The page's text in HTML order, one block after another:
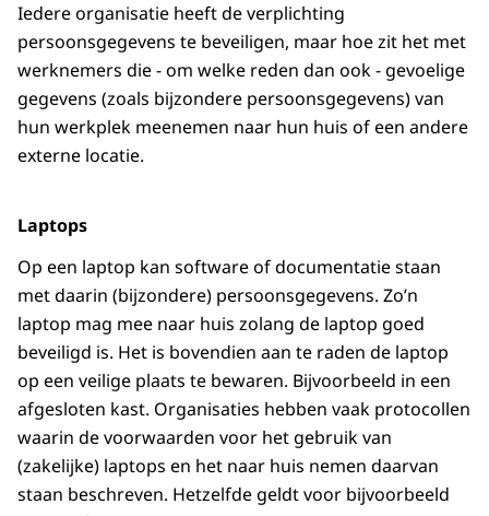
Iedere organisatie heeft de verplichting
persoonsgegevens te beveiligen, maar hoe zit het met
werknemers die - om welke reden dan ook - gevoelige
gegevens (zoals bijzondere persoonsgegevens) van
hun werkplek meenemen naar hun huis of een andere
externe locatie.
Laptops
Op een laptop kan software of documentatie staan
met daarin (bijzondere) persoonsgegevens. Zo’n
laptop mag mee naar huis zolang de laptop goed
beveiligd is. Het is bovendien aan te raden de laptop
op een veilige plaats te bewaren. Bijvoorbeeld in een
afgesloten kast. Organisaties hebben vaak protocollen
waarin de voorwaarden voor het gebruik van
(zakelijke) laptops en het naar huis nemen daarvan
staan beschreven. Hetzelfde geldt voor bijvoorbeeld